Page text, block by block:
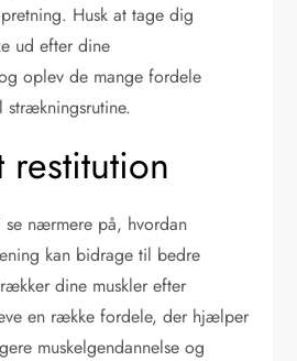
Husk at tage dig
ud efter dine
oplev de mange fordele
strækningsrutine.
restitution
se nærmere på, hvordan
kan bidrage til bedre
dine muskler efter
en række fordele, der hjælper
muskelgendannelse og